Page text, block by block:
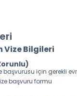
Vize Bilgileri
başvurusu için gerekli
başvuru formu